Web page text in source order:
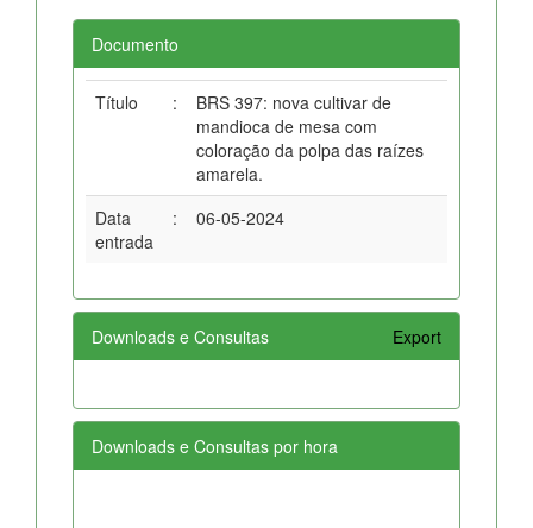
Documento
Título :
BRS 397: nova cultivar de
mandioca de mesa com
coloração da polpa das raízes
amarela.
Data
entrada
: 06-05-2024
Downloads e Consultas Export
Downloads e Consultas por hora